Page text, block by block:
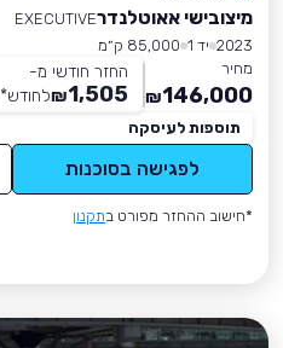
מיצובישי אאוטלנדרEXECUTIVE
2023 יד 1
85,000 ק״מ
מחיר
146,000
₪
החזר חודשי מ-
1,505
₪לחודש*
תוספות לעיסקה
לפגישה בסוכנות
*חישוב ההחזר מפורט בתקנון